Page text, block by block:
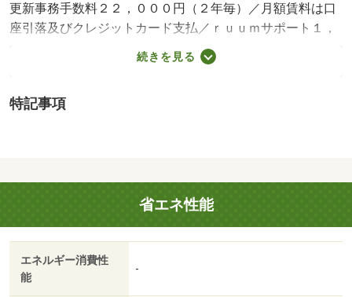
更新事務手数料２２，０００円（２年毎）／月額賃料は口
座引落及びクレジットカード支払／ｒｕｕｍサポート１，
９８０円（月額・税込）／契約時に鍵セット費３，３００
円（税込）が必要／入居期間中は借家人賠償責任付の家財
が変動します）／現況を優先いたします／諸費用は事前に
可は２．５万／２．５％）・維持費等：町内会費３００円
／月・ＣＡＴＶ費用５５０円／月・管理形態／管理員の勤
務形態：不在・いい部屋発見。諸条件は気軽にお問い合わ
せください。/クリーニング費用 70000円/鍵セット費 3300
円
続きを見る
特記事項
省エネ性能
エネルギー消費性
能
-